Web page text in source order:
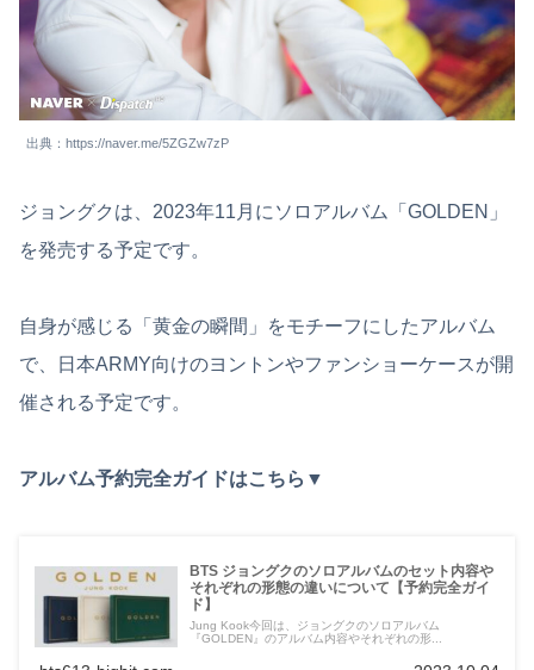
出典：https://naver.me/5ZGZw7zP
ジョングクは、2023年11月にソロアルバム「GOLDEN」
を発売する予定です。
自身が感じる「黄金の瞬間」をモチーフにしたアルバム
で、日本ARMY向けのヨントンやファンショーケースが開
催される予定です。
アルバム予約完全ガイドはこちら▼
BTS ジョングクのソロアルバムのセット内容や
それぞれの形態の違いについて【予約完全ガイ
ド】
Jung Kook今回は、ジョングクのソロアルバム
『GOLDEN』のアルバム内容やそれぞれの形...